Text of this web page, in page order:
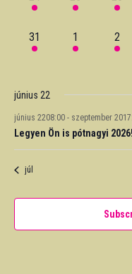
event,
event,
event,
1
event,
31
1
event,
1
1
2
június 22
június 2208:00- szeptember
Legyen Ön is pótnagyi 2026!
júl